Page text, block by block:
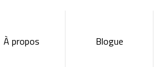
À propos Blogue